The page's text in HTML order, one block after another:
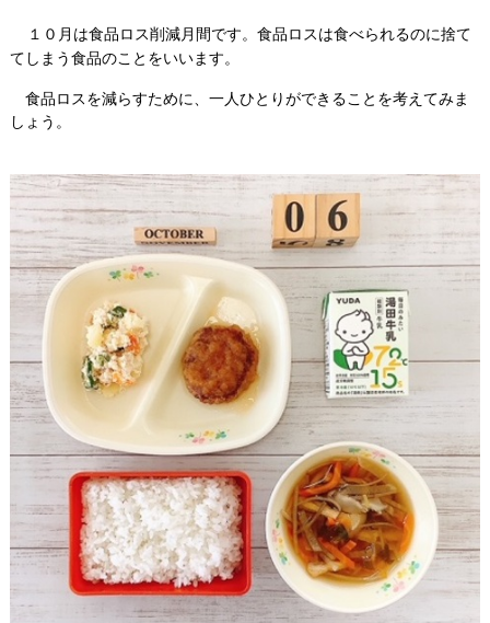
１０月は食品ロス削減月間です。食品ロスは食べられるのに捨て
てしまう食品のことをいいます。
食品ロスを減らすために、一人ひとりができることを考えてみま
しょう。